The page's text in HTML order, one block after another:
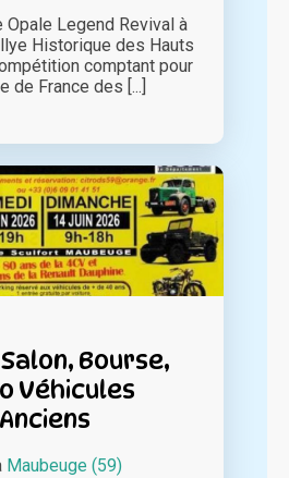
Opale Legend Revival à
Historique des Hauts
comptant pour
de France des [...]
Bourse,
Véhicules
Anciens
Maubeuge (59)